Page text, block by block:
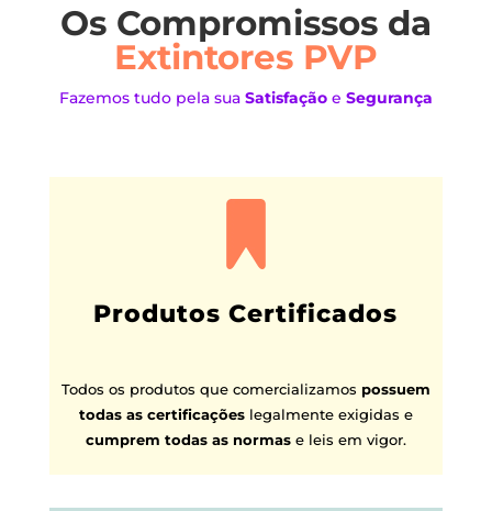
Os Compromissos da
Extintores PVP
Fazemos tudo pela sua Satisfaçãoe Segurança
Produtos Certificados
Todos os produtos que comercializamos possuem
todas as certificaçõeslegalmente exigidas e
cumprem todas as normase leis em vigor.